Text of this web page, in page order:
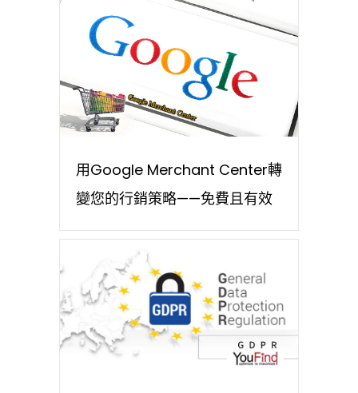
用Google Merchant Center轉
變您的行銷策略——免費且有效